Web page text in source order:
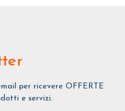
per ricevere OFFERTE
e servizi.